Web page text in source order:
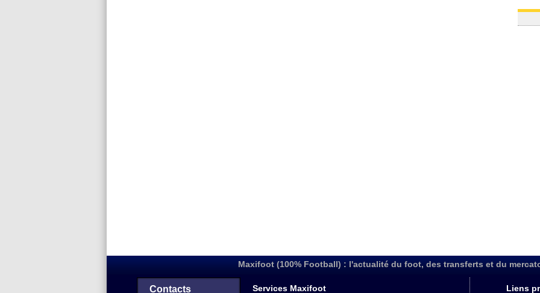
03/08
Maxifoot (100% Football) : l'actualité du foot, des transferts et du
Contacts Services Maxifoot Liens